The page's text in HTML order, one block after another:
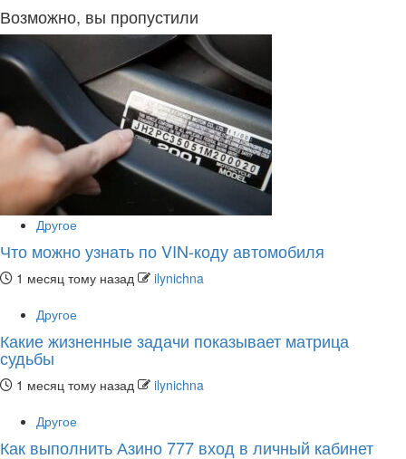
Возможно, вы пропустили
Другое
Что можно узнать по VIN-коду автомобиля
1 месяц тому назад
ilynichna
Другое
Какие жизненные задачи показывает матрица
судьбы
1 месяц тому назад
ilynichna
Другое
Как выполнить Азино 777 вход в личный кабинет